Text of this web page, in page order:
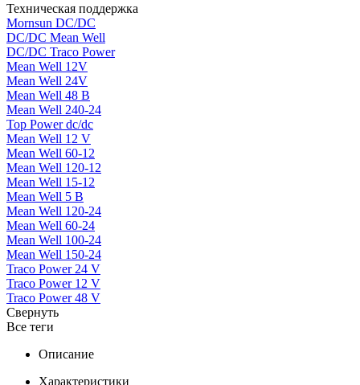
Техническая поддержка
Mornsun DC/DC
DC/DC Mean Well
DC/DC Traco Power
Mean Well 12V
Mean Well 24V
Mean Well 48 В
Mean Well 240-24
Top Power dc/dc
Mean Well 12 V
Mean Well 60-12
Mean Well 120-12
Mean Well 15-12
Mean Well 5 В
Mean Well 120-24
Mean Well 60-24
Mean Well 100-24
Mean Well 150-24
Traco Power 24 V
Traco Power 12 V
Traco Power 48 V
Свернуть
Все теги
Описание
Характеристики